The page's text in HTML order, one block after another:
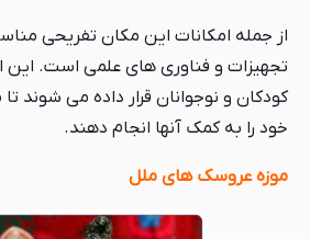
از جمله امکانات این مکان تفریحی
تجهیزات و فناوری های علمی است. این
کودکان و نوجوانان قرار داده می شوند
خود را به کمک آنها انجام دهند.
موزه عروسک های ملل